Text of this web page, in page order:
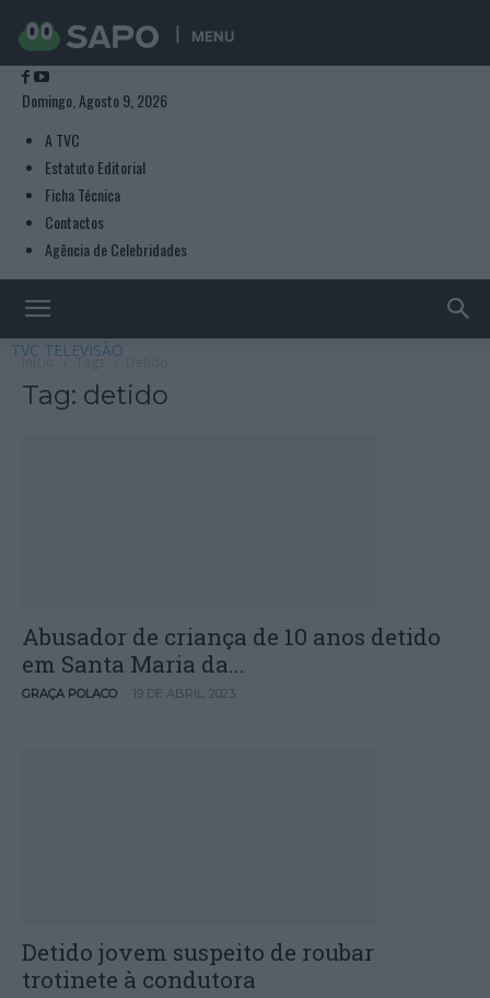
MENU
Domingo, Agosto 9, 2026
A TVC
Estatuto Editorial
Ficha Técnica
Contactos
Agência de Celebridades
TVC TELEVISÃO
Início Tags
Tag: detido
Abusador de criança de 10 anos detido
em Santa Maria da...
GRAÇA POLACO 19 DE ABRIL, 2023
Detido jovem suspeito de roubar
trotinete à condutora